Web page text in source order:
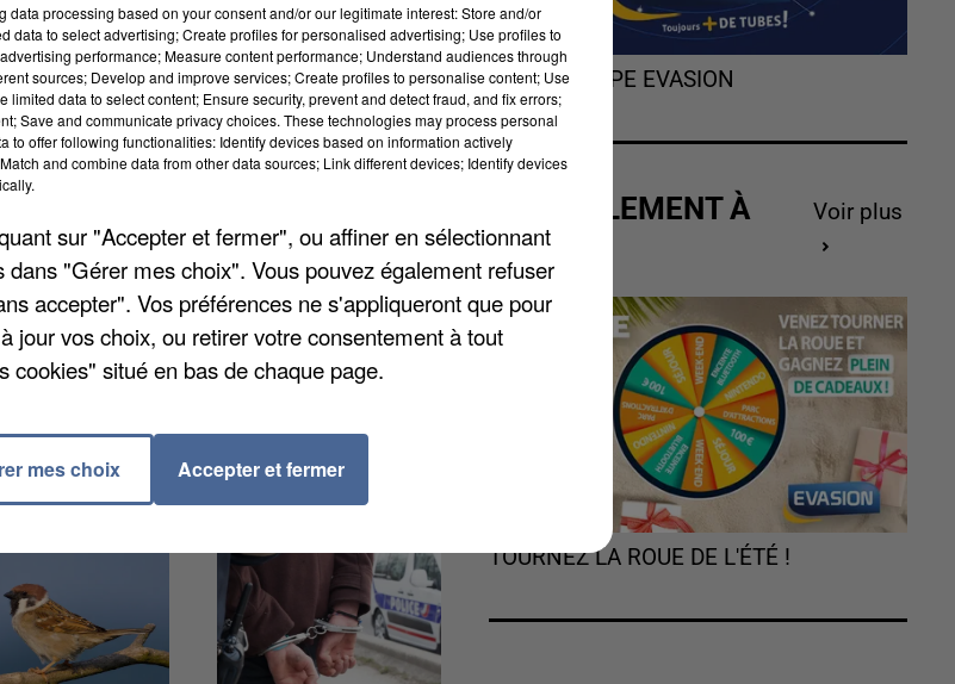
pour les riverains. Deux d'entre
de la place Audinot, préciseLe
minutes par borne. Elles devraient être
L'HOROSCOPE EVASION
ACTUELLEMENT À
GAGNER
Voir plus
TOURNEZ LA ROUE DE L'ÉTÉ !
data processing based on your consent and/or our legitimate interest: Store and/or
data to select advertising; Create profiles for personalised advertising; Use profiles to
performance; Measure content performance; Understand audiences through
sources; Develop and improve services; Create profiles to personalise content; Use
limited data to select content; Ensure security, prevent and detect fraud, and fix errors;
Save and communicate privacy choices. These technologies may process personal
to offer following functionalities: Identify devices based on information actively
and combine data from other data sources; Link different devices; Identify devices
sur "Accepter et fermer", ou affiner en sélectionnant
dans "Gérer mes choix". Vous pouvez également refuser
accepter". Vos préférences ne s'appliqueront que pour
jour vos choix, ou retirer votre consentement à tout
cookies" situé en bas de chaque page.
mes choix Accepter et fermer